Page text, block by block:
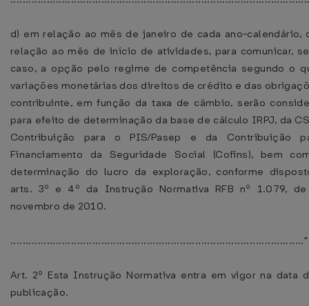
d) em relação ao mês de janeiro de cada ano-calendário,
relação ao mês de início de atividades, para comunicar,
caso, a opção pelo regime de competência segundo o
variações monetárias dos direitos de crédito e das
contribuinte, em função da taxa de câmbio, serão
para efeito de determinação da base de cálculo IRPJ, da
Contribuição para o PIS/Pasep e da Contribuição
Financiamento da Seguridade Social (Cofins), bem
determinação do lucro da exploração, conforme
arts. 3º e 4º da Instrução Normativa RFB nº 1.079,
novembro de 2010.
................................................................................................."
Art. 2º Esta Instrução Normativa entra em vigor na data
publicação.